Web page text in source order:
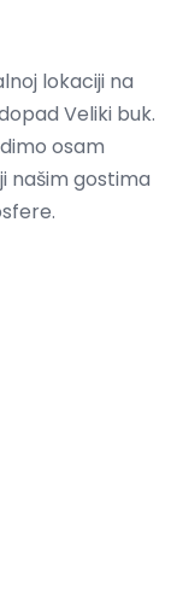
lokaciji na
Veliki buk.
osam
našim gostima